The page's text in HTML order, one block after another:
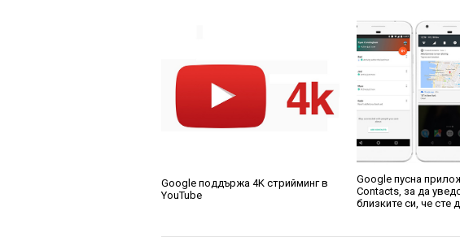
Google поддържа 4K стрийминг в
YouTube
Google пусна
Contacts, за да
близките си, че сте